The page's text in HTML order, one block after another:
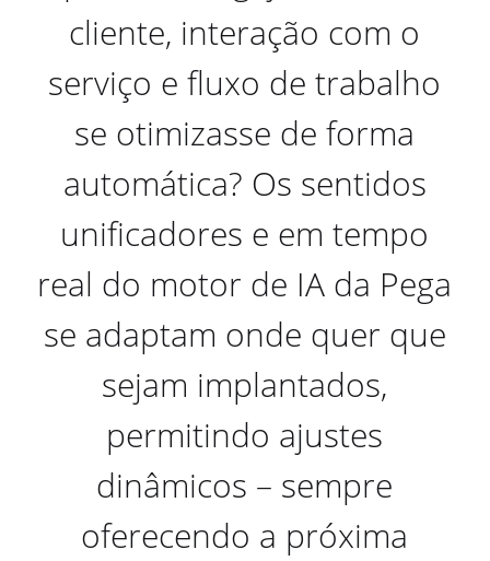
cliente, interação com o
serviço e fluxo de trabalho
se otimizasse de forma
automática? Os sentidos
unificadores e em tempo
real do motor de IA da Pega
se adaptam onde quer que
sejam implantados,
permitindo ajustes
dinâmicos – sempre
oferecendo a próxima